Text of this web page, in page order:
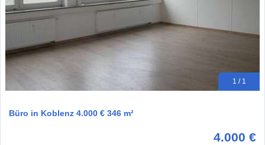
1 / 1
Büro in Koblenz 4.000 € 346 m²
4.000 €